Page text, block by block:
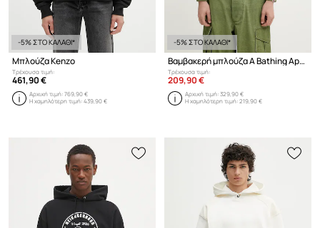
-5% ΣΤΟ ΚΑΛΑΘΙ*
Μπλούζα Kenzo
Τρέχουσα τιμή:
461,90 €
Αρχική τιμή:769,90 €
Η χαμηλότερη τιμή:439,90 €
-5% ΣΤΟ ΚΑΛΑΘΙ*
Βαμβακερή μπλούζα A Bathing Ape Giant 1St Camo By Bathing Ape Crewneck
Τρέχουσα τιμή:
209,90 €
Αρχική τιμή:329,90 €
Η χαμηλότερη τιμή:219,90 €